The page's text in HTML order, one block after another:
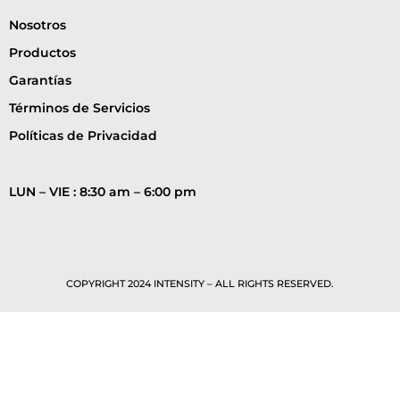
Nosotros
Productos
Garantías
Términos de Servicios
Políticas de Privacidad
LUN – VIE : 8:30 am – 6:00 pm
COPYRIGHT 2024 INTENSITY – ALL RIGHTS RESERVED.